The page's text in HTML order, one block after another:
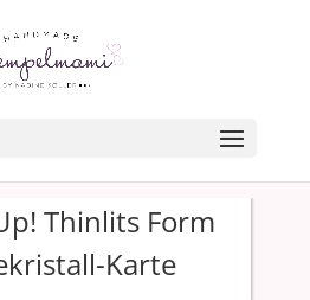
Thinlits Form
Karte